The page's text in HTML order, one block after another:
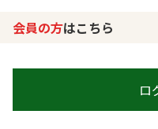
会員の方はこちら
ロ